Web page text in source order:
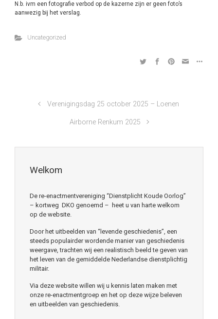
N.b. ivm een fotografie verbod op de kazerne zijn er geen foto’s
aanwezig bij het verslag.
Uncategorized
Verenigingsdag 25 october 2025 – Loenen
Airborne Renkum 2025
Welkom
De re-enactmentvereniging “Dienstplicht Koude Oorlog”
– kortweg DKO genoemd – heet u van harte welkom
op de website.
Door het uitbeelden van “levende geschiedenis”, een
steeds populairder wordende manier van geschiedenis
weergave, trachten wij een realistisch beeld te geven van
het leven van de gemiddelde Nederlandse dienstplichtig
militair.
Via deze website willen wij u kennis laten maken met
onze re-enactmentgroep en het op deze wijze beleven
en uitbeelden van geschiedenis.